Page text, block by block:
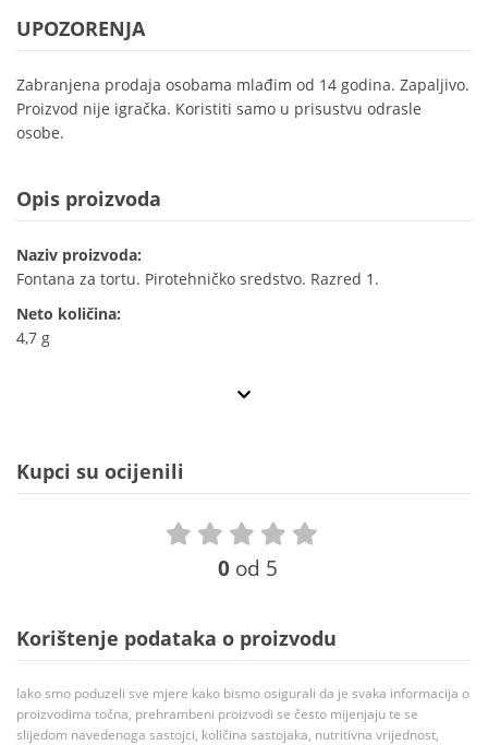
UPOZORENJA
Zabranjena prodaja osobama mlađim od 14 godina. Zapaljivo.
Proizvod nije igračka. Koristiti samo u prisustvu odrasle
osobe.
Opis proizvoda
Naziv proizvoda:
Fontana za tortu. Pirotehničko sredstvo. Razred 1.
Neto količina:
4,7 g
Kupci su ocijenili
0 od 5
Korištenje podataka o proizvodu
Iako smo poduzeli sve mjere kako bismo osigurali da je svaka informacija o
proizvodima točna, prehrambeni proizvodi se često mijenjaju te se
slijedom navedenoga sastojci, količina sastojaka, nutritivna vrijednost,